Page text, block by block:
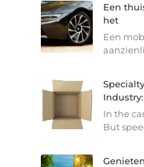
Een
het
Een
In the
But